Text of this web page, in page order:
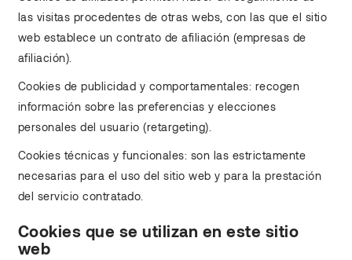
las visitas procedentes de otras webs, con las que el sitio
web establece un contrato de afiliación (empresas de
afiliación).
Cookies de publicidad y comportamentales: recogen
información sobre las preferencias y elecciones
personales del usuario (retargeting).
Cookies técnicas y funcionales: son las estrictamente
necesarias para el uso del sitio web y para la prestación
del servicio contratado.
Cookies que se utilizan en este sitio
web